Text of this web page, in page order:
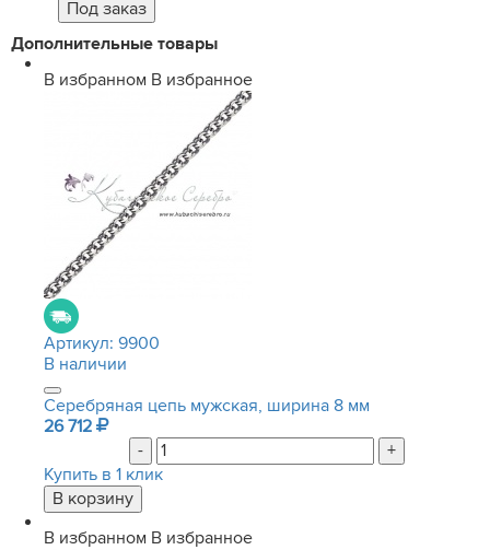
Дополнительные товары
В избранном В избранное
Артикул: 9900
В наличии
Серебряная цепь мужская, ширина 8 мм
26 712
-
+
Купить в 1 клик
В избранном В избранное